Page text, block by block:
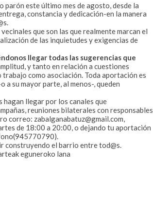
parón este último mes de agosto, desde la
constancia y dedicación-en la manera
que son las que realmente marcan el
de las inquietudes y exigencias de
llegar todas las sugerencias que
y tanto en relación a cuestiones
como asociación. Toda aportación es
a su mayor parte, al menos-, queden
hagan llegar por los canales que
reuniones bilaterales con responsables
correo: zabalganabatuz@gmail.com,
de 18:00 a 20:00, o dejando tu aportación
construyendo el barrio entre tod@s.
eguneroko lana